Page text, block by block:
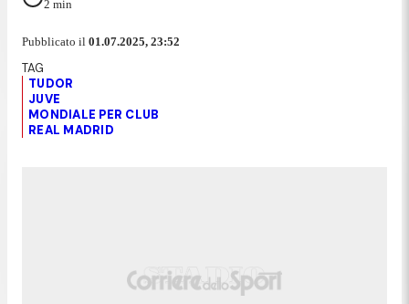
2 min
Pubblicato il 01.07.2025, 23:52
TUDOR
JUVE
MONDIALE PER CLUB
REAL MADRID